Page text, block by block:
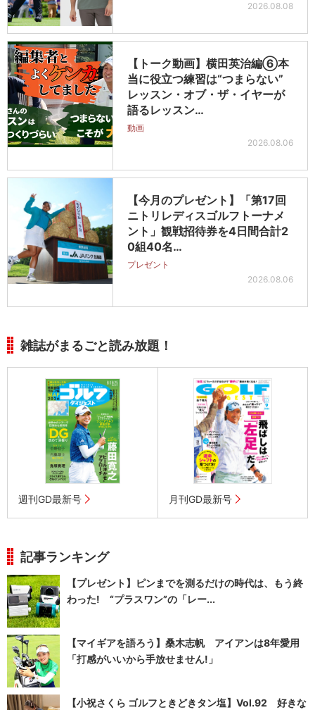
2026.08.08
【トーク動画】横田英治編⑥本
当に役立つ練習は“つまらない”
レッスン・オブ・ザ・イヤーが
語るレッスン…
動画
2026.08.06
【今月のプレゼント】「第17回
ニトリレディスゴルフトーナメ
ント」観戦招待券を4日間合計2
0組40名…
プレゼント
2026.08.06
雑誌がまるごと読み放題！
週刊GD最新号 月刊GD最新号
記事ランキング
【プレゼント】ピンまでを測るだけの時代は、もう終
わった! “プラスワン”の「レー...
【マイギアを語ろう】桑木志帆 アイアンは8年愛用
「打感がいいから手放せません!」
【小祝さくら ゴルフときどきタン塩】Vol.92 好きな